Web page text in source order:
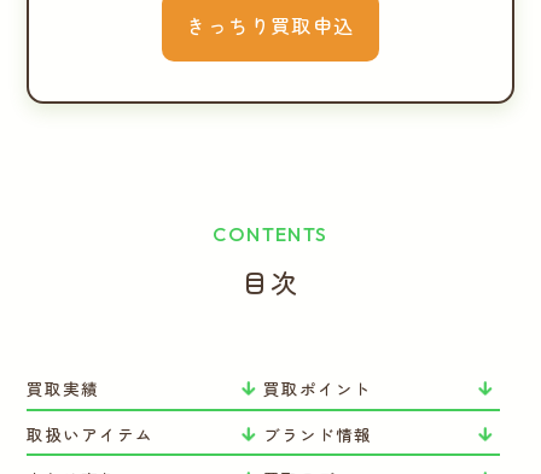
きっちり買取申込
CONTENTS
目次
買取実績
買取ポイント
取扱いアイテム
ブランド情報